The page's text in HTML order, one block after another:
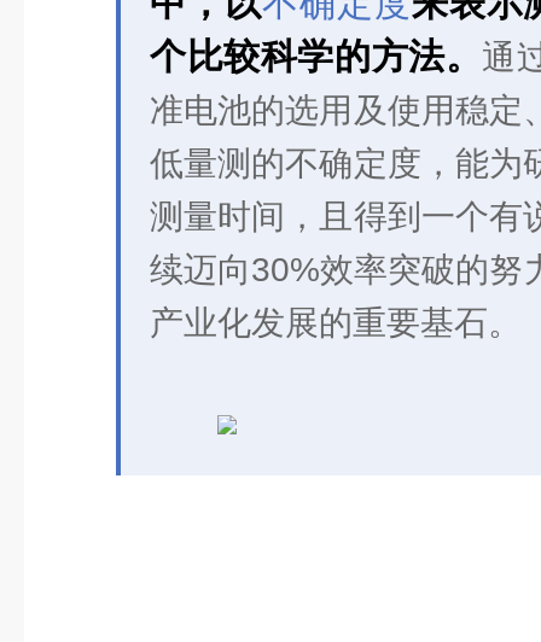
个比较科学的方法。 通
准电池的选用及使用稳定
低量测的不确定度，能为
测量时间，且得到一个有
续迈向30%效率突破的努
产业化发展的重要基石。